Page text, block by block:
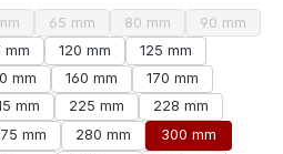
verfügbar.)
ist zurzeit nicht verfügbar.)
Option ist zurzeit nicht verfügbar.)
65 mm
(Diese Option ist zurzeit nicht
80 mm
(Diese Option ist
90 mm
(Diese
verfügbar.)
mm 120 mm
125 mm
mm 160 mm
170 mm
mm 225 mm
228 mm
mm 280 mm
300 mm